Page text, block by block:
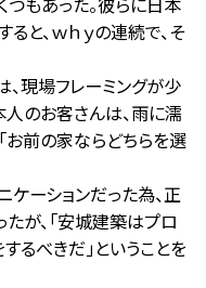
と、ｗｈｙの連続で、そ
現場フレーミングが少
人のお客さんは、雨に濡
お前の家ならどちらを選
ケーションだった為、正
が、「安城建築はプロ
るべきだ」ということを